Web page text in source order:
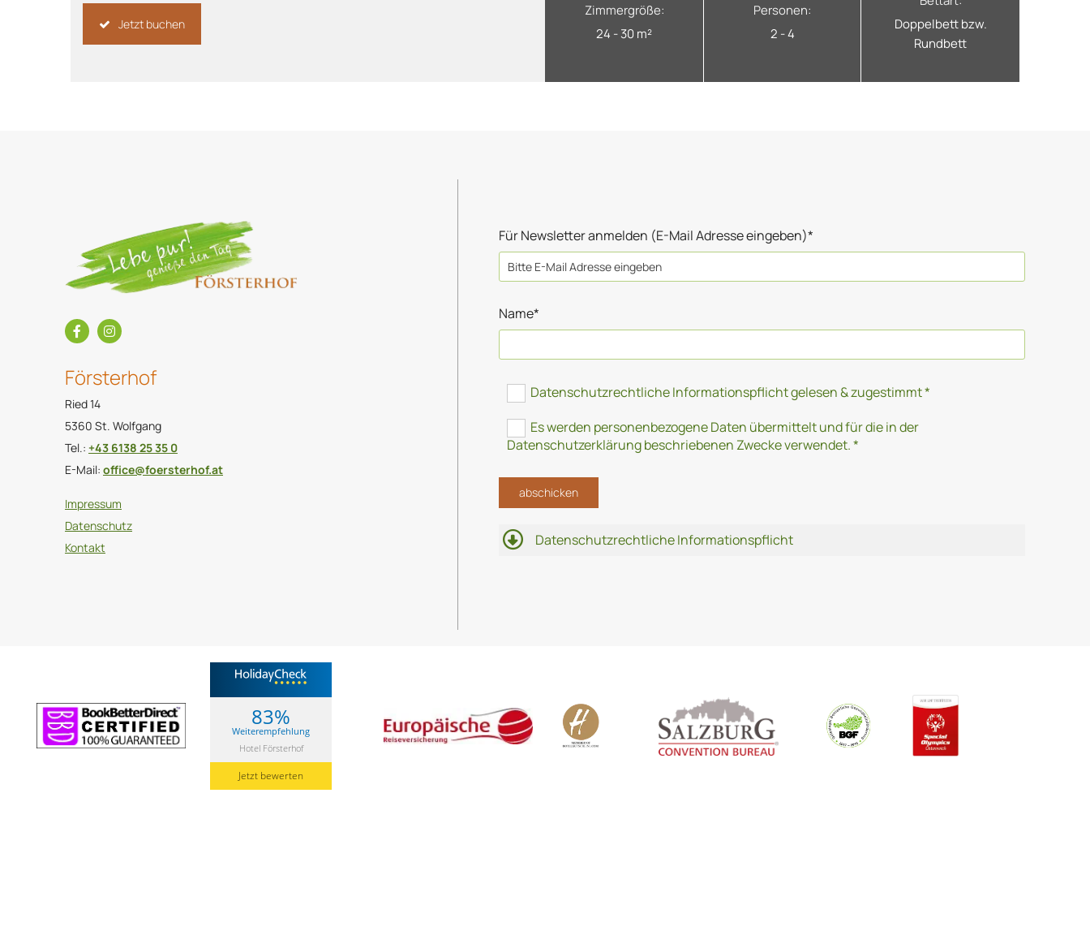
Jetzt buchen
Zimmergröße:
24 - 30 m²
Personen:
2 - 4
Doppelbett bzw.
Rundbett
Försterhof
Ried 14
5360 St. Wolfgang
Tel.: +43 6138 25 35 0
E-Mail: office@foersterhof.at
Impressum
Datenschutz
Kontakt
Für Newsletter anmelden (E-Mail Adresse eingeben)*
Name*
Datenschutzrechtliche Informationspflicht gelesen & zugestimmt *
Es werden personenbezogene Daten übermittelt und für die in der
Datenschutzerklärung beschriebenen Zwecke verwendet. *
Datenschutzrechtliche Informationspflicht
83%
Weiterempfehlung
Hotel Försterhof
Jetzt bewerten